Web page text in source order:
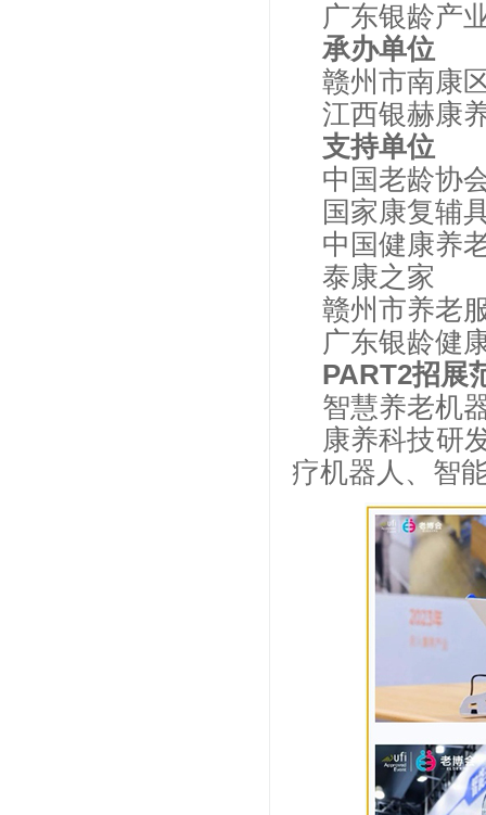
广东银龄产
承办单位
赣州市南康
江西银赫康
支持单位
中国老龄协
国家康复辅
中国健康养
泰康之家
赣州市养老
广东银龄健
PART2招展
智慧养老机
康养科技研
疗机器人、智